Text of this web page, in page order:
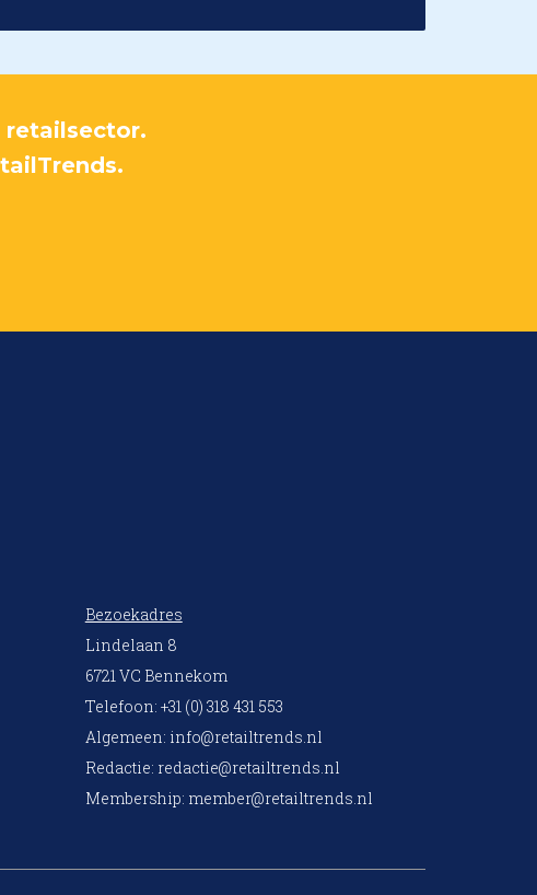
Bezoekadres
Lindelaan 8
6721 VC Bennekom
Telefoon: +31 (0) 318 431 553
Algemeen: info@retailtrends.nl
Redactie: redactie@retailtrends.nl
Membership: member@retailtrends.nl